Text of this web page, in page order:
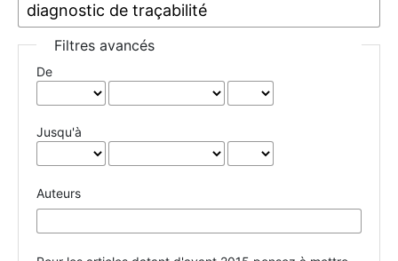
Filtres avancés
De
Jusqu'à
Auteurs